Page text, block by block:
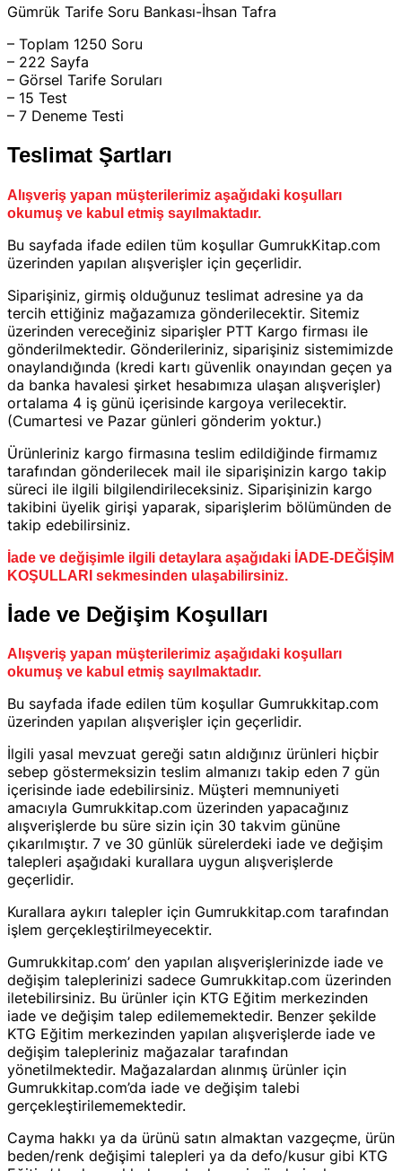
Gümrük Tarife Soru Bankası-İhsan Tafra
– Toplam 1250 Soru
– 222 Sayfa
– Görsel Tarife Soruları
– 15 Test
– 7 Deneme Testi
Teslimat Şartları
Alışveriş yapan müşterilerimiz aşağıdaki koşulları
okumuş ve kabul etmiş sayılmaktadır.
Bu sayfada ifade edilen tüm koşullar GumrukKitap.com
üzerinden yapılan alışverişler için geçerlidir.
Siparişiniz, girmiş olduğunuz teslimat adresine ya da
tercih ettiğiniz mağazamıza gönderilecektir. Sitemiz
üzerinden vereceğiniz siparişler PTT Kargo firması ile
gönderilmektedir. Gönderileriniz, siparişiniz sistemimizde
onaylandığında (kredi kartı güvenlik onayından geçen ya
da banka havalesi şirket hesabımıza ulaşan alışverişler)
ortalama 4 iş günü içerisinde kargoya verilecektir.
(Cumartesi ve Pazar günleri gönderim yoktur.)
Ürünleriniz kargo firmasına teslim edildiğinde firmamız
tarafından gönderilecek mail ile siparişinizin kargo takip
süreci ile ilgili bilgilendirileceksiniz. Siparişinizin kargo
takibini üyelik girişi yaparak, siparişlerim bölümünden de
takip edebilirsiniz.
İade ve değişimle ilgili detaylara aşağıdaki İADE-DEĞİŞİM
KOŞULLARI sekmesinden ulaşabilirsiniz.
İade ve Değişim Koşulları
Alışveriş yapan müşterilerimiz aşağıdaki koşulları
okumuş ve kabul etmiş sayılmaktadır.
Bu sayfada ifade edilen tüm koşullar Gumrukkitap.com
üzerinden yapılan alışverişler için geçerlidir.
İlgili yasal mevzuat gereği satın aldığınız ürünleri hiçbir
sebep göstermeksizin teslim almanızı takip eden 7 gün
içerisinde iade edebilirsiniz. Müşteri memnuniyeti
amacıyla Gumrukkitap.com üzerinden yapacağınız
alışverişlerde bu süre sizin için 30 takvim gününe
çıkarılmıştır. 7 ve 30 günlük sürelerdeki iade ve değişim
talepleri aşağıdaki kurallara uygun alışverişlerde
geçerlidir.
Kurallara aykırı talepler için Gumrukkitap.com tarafından
işlem gerçekleştirilmeyecektir.
Gumrukkitap.com’ den yapılan alışverişlerinizde iade ve
değişim taleplerinizi sadece Gumrukkitap.com üzerinden
iletebilirsiniz. Bu ürünler için KTG Eğitim merkezinden
iade ve değişim talep edilememektedir. Benzer şekilde
KTG Eğitim merkezinden yapılan alışverişlerde iade ve
değişim talepleriniz mağazalar tarafından
yönetilmektedir. Mağazalardan alınmış ürünler için
Gumrukkitap.com’da iade ve değişim talebi
gerçekleştirilememektedir.
Cayma hakkı ya da ürünü satın almaktan vazgeçme, ürün
beden/renk değişimi talepleri ya da defo/kusur gibi KTG